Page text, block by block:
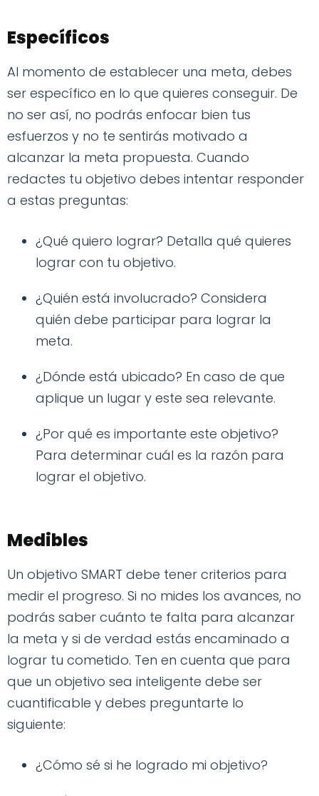
Específicos
Al momento de establecer una meta, debes
ser específico en lo que quieres conseguir. De
no ser así, no podrás enfocar bien tus
esfuerzos y no te sentirás motivado a
alcanzar la meta propuesta. Cuando
redactes tu objetivo debes intentar responder
a estas preguntas:
¿Qué quiero lograr? Detalla qué quieres
lograr con tu objetivo.
¿Quién está involucrado? Considera
quién debe participar para lograr la
meta.
¿Dónde está ubicado? En caso de que
aplique un lugar y este sea relevante.
¿Por qué es importante este objetivo?
Para determinar cuál es la razón para
lograr el objetivo.
Medibles
Un objetivo SMART debe tener criterios para
medir el progreso. Si no mides los avances, no
podrás saber cuánto te falta para alcanzar
la meta y si de verdad estás encaminado a
lograr tu cometido. Ten en cuenta que para
que un objetivo sea inteligente debe ser
cuantificable y debes preguntarte lo
siguiente:
¿Cómo sé si he logrado mi objetivo?